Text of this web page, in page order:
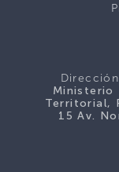
Ministerio
Territorial,
15 Av.